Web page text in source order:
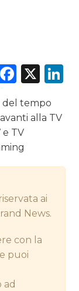
X
del tempo
alla TV
e TV
ai
News.
con la
puoi
ad